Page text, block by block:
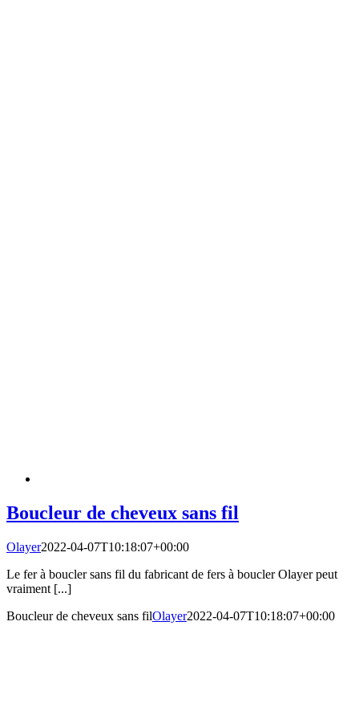
Boucleur de cheveux sans fil
Olayer2022-04-07T10:18:07+00:00
Le fer à boucler sans fil du fabricant de fers à boucler Olayer peut
vraiment [...]
Boucleur de cheveux sans filOlayer2022-04-07T10:18:07+00:00